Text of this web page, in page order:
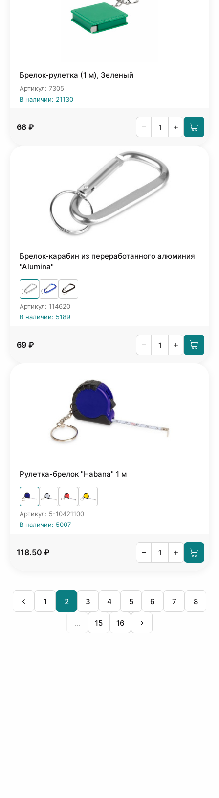
Брелок-рулетка (1 м), Зеленый
Артикул: 7305
В наличии: 21130
68 ₽ – +
Брелок-карабин из переработанного алюминия
"Alumina"
Артикул: 114620
В наличии: 5189
69 ₽ – +
Рулетка-брелок "Habana" 1 м
Артикул: 5-10421100
В наличии: 5007
118.50 ₽ – +
1 2 3 4 5 6 7 8
... 15 16